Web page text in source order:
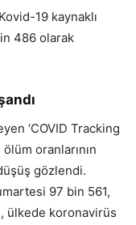
19 kaynaklı
486 olarak
‘COVID Tracking
oranlarının
gözlendi.
97 bin 561,
ülkede koronavirüs